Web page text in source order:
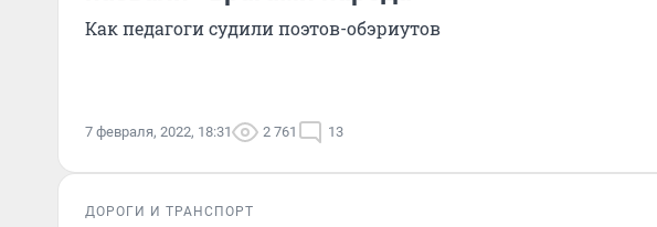
Как педагоги судили поэтов-обэриутов
7 февраля, 2022, 18:31 2 761 13
ДОРОГИ И ТРАНСПОРТ